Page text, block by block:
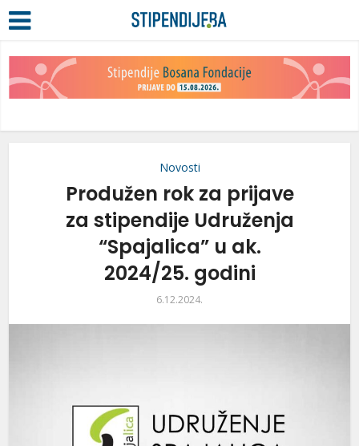
Novosti
Produžen rok za prijave
za stipendije Udruženja
“Spajalica” u ak.
2024/25. godini
6.12.2024.